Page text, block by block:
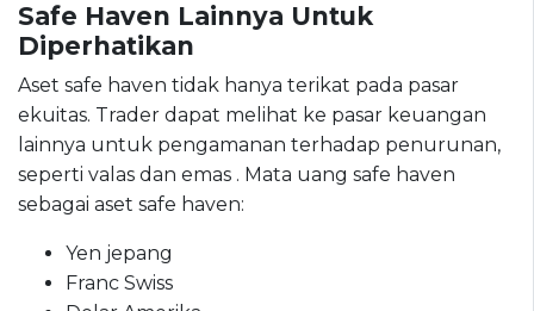
Safe Haven Lainnya Untuk
Diperhatikan
Aset safe haven tidak hanya terikat pada pasar
ekuitas. Trader dapat melihat ke pasar keuangan
lainnya untuk pengamanan terhadap penurunan,
seperti valas dan emas . Mata uang safe haven
sebagai aset safe haven:
Yen jepang
Franc Swiss